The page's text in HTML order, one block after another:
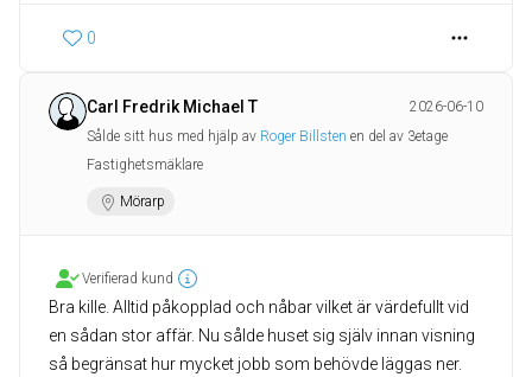
0
Carl Fredrik Michael T
2026-06-10
Sålde sitt hus med hjälp av Roger Billsten en del av 3etage
Fastighetsmäklare
Mörarp
Verifierad kund
Bra kille. Alltid påkopplad och nåbar vilket är värdefullt vid
en sådan stor affär. Nu sålde huset sig själv innan visning
så begränsat hur mycket jobb som behövde läggas ner.